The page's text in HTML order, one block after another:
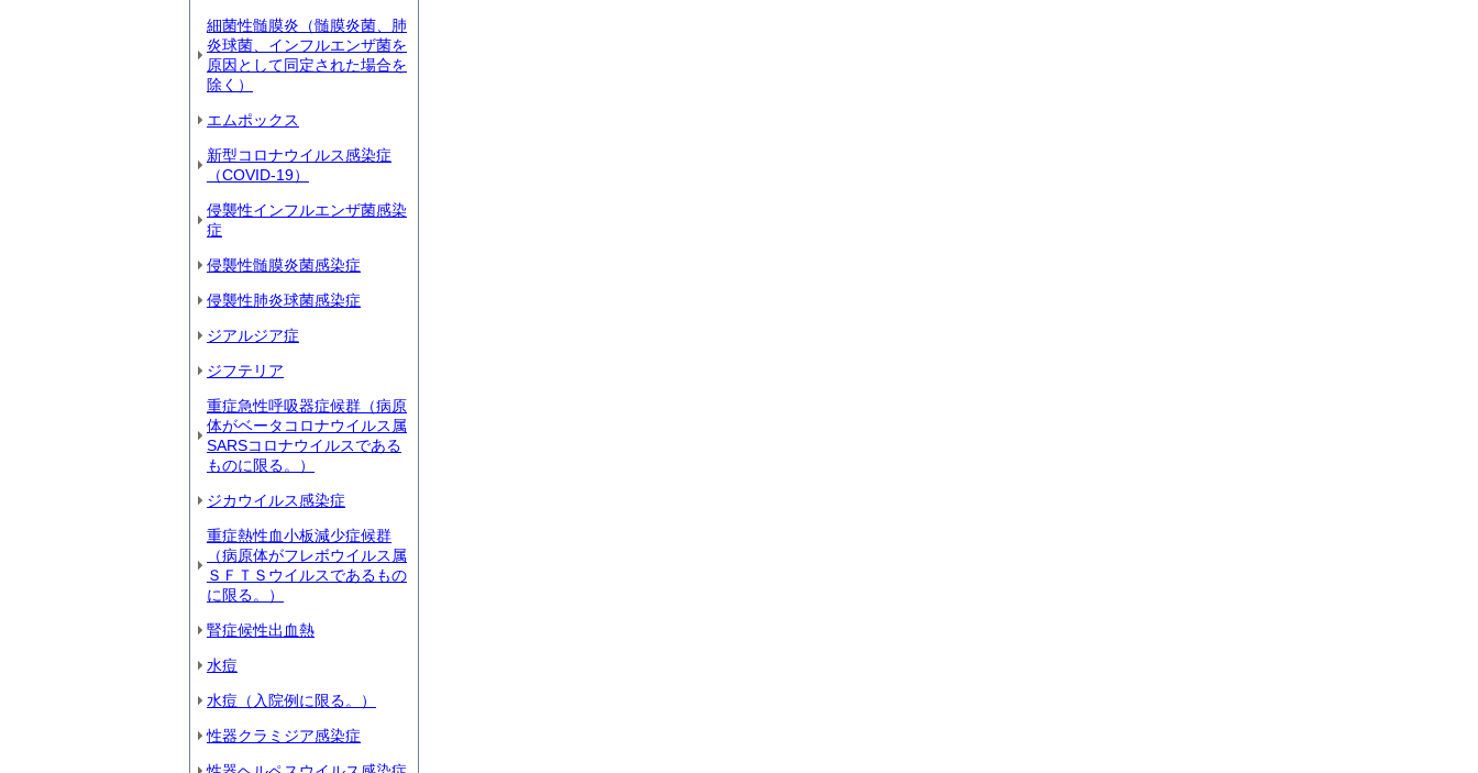
細菌性髄膜炎（髄膜炎菌、肺
炎球菌、インフルエンザ菌を
原因として同定された場合を
除く）
エムポックス
新型コロナウイルス感染症
（COVID‐19）
侵襲性インフルエンザ菌感染
症
侵襲性髄膜炎菌感染症
侵襲性肺炎球菌感染症
ジアルジア症
ジフテリア
重症急性呼吸器症候群（病原
体がベータコロナウイルス属
SARSコロナウイルスである
ものに限る。）
ジカウイルス感染症
重症熱性血小板減少症候群
（病原体がフレボウイルス属
ＳＦＴＳウイルスであるもの
に限る。）
腎症候性出血熱
水痘
水痘（入院例に限る。）
性器クラミジア感染症